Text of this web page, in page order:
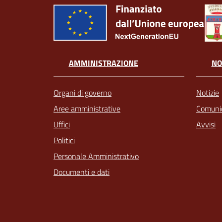
AMMINISTRAZIONE
Organi di governo
Aree amministrative
Uffici
Politici
Personale Amministrativo
Documenti e dati
Notizie
Avvisi